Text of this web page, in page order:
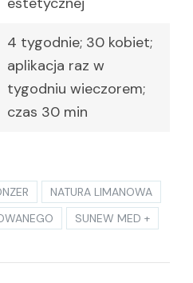
4 tygodnie; 30 kobiet;
aplikacja raz w
tygodniu wieczorem;
czas 30 min
NATURA LIMANOWA
SUNEW MED +